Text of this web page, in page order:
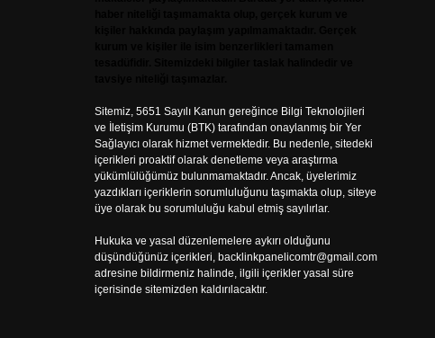
Sitemiz, 5651 Sayılı Kanun gereğince Bilgi Teknolojileri
ve İletişim Kurumu (BTK) tarafından onaylanmış bir Yer
Sağlayıcı olarak hizmet vermektedir. Bu nedenle, sitedeki
içerikleri proaktif olarak denetleme veya araştırma
yükümlülüğümüz bulunmamaktadır. Ancak, üyelerimiz
yazdıkları içeriklerin sorumluluğunu taşımakta olup, siteye
üye olarak bu sorumluluğu kabul etmiş sayılırlar.
Hukuka ve yasal düzenlemelere aykırı olduğunu
düşündüğünüz içerikleri, backlinkpanelicomtr@gmail.com
adresine bildirmeniz halinde, ilgili içerikler yasal süre
içerisinde sitemizden kaldırılacaktır.